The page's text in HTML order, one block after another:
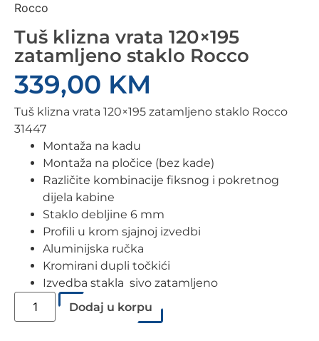
Rocco
Tuš klizna vrata 120×195
zatamljeno staklo Rocco
339,00 KM
Tuš klizna vrata 120×195 zatamljeno staklo Rocco
31447
Montaža na kadu
Montaža na pločice (bez kade)
Različite kombinacije fiksnog i pokretnog
dijela kabine
Staklo debljine 6 mm
Profili u krom sjajnoj izvedbi
Aluminijska ručka
Kromirani dupli točkići
Izvedba stakla sivo zatamljeno
Dodaj u korpu